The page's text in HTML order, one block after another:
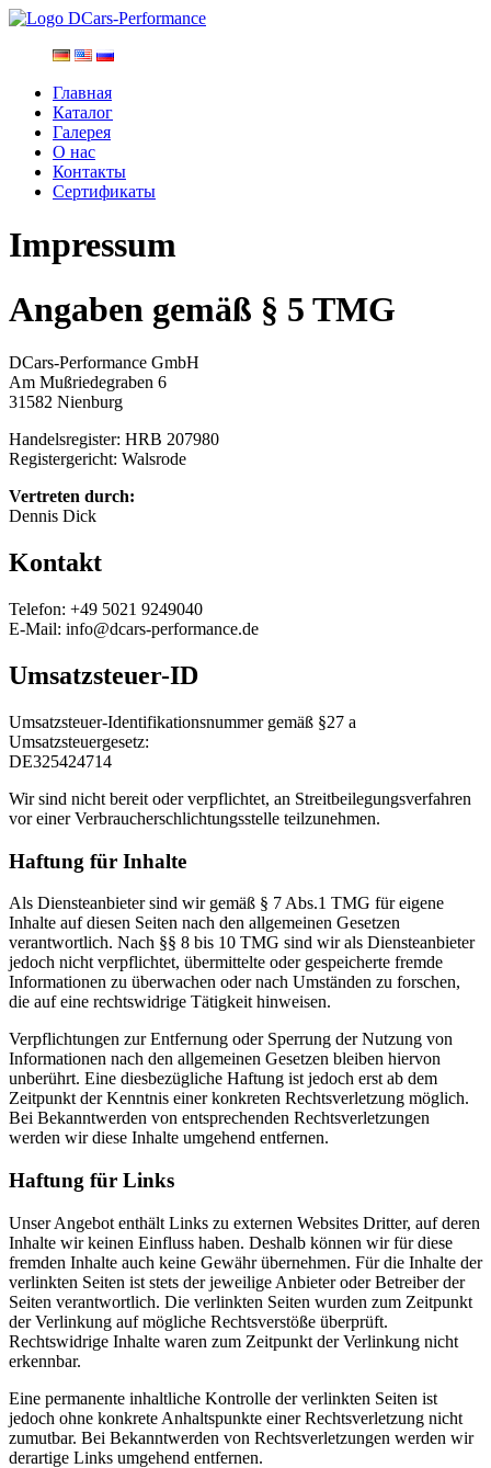
Главная
Каталог
Галерея
О нас
Контакты
Сертификаты
Impressum
Angaben gemäß § 5 TMG
DCars-Performance GmbH
Am Mußriedegraben 6
31582 Nienburg
Handelsregister: HRB 207980
Registergericht: Walsrode
Vertreten durch:
Dennis Dick
Kontakt
Telefon: +49 5021 9249040
E-Mail: info@dcars-performance.de
Umsatzsteuer-ID
Umsatzsteuer-Identifikationsnummer gemäß §27 a
Umsatzsteuergesetz:
DE325424714
Wir sind nicht bereit oder verpflichtet, an Streitbeilegungsverfahren
vor einer Verbraucherschlichtungsstelle teilzunehmen.
Haftung für Inhalte
Als Diensteanbieter sind wir gemäß § 7 Abs.1 TMG für eigene
Inhalte auf diesen Seiten nach den allgemeinen Gesetzen
verantwortlich. Nach §§ 8 bis 10 TMG sind wir als Diensteanbieter
jedoch nicht verpflichtet, übermittelte oder gespeicherte fremde
Informationen zu überwachen oder nach Umständen zu forschen,
die auf eine rechtswidrige Tätigkeit hinweisen.
Verpflichtungen zur Entfernung oder Sperrung der Nutzung von
Informationen nach den allgemeinen Gesetzen bleiben hiervon
unberührt. Eine diesbezügliche Haftung ist jedoch erst ab dem
Zeitpunkt der Kenntnis einer konkreten Rechtsverletzung möglich.
Bei Bekanntwerden von entsprechenden Rechtsverletzungen
werden wir diese Inhalte umgehend entfernen.
Haftung für Links
Unser Angebot enthält Links zu externen Websites Dritter, auf deren
Inhalte wir keinen Einfluss haben. Deshalb können wir für diese
fremden Inhalte auch keine Gewähr übernehmen. Für die Inhalte der
verlinkten Seiten ist stets der jeweilige Anbieter oder Betreiber der
Seiten verantwortlich. Die verlinkten Seiten wurden zum Zeitpunkt
der Verlinkung auf mögliche Rechtsverstöße überprüft.
Rechtswidrige Inhalte waren zum Zeitpunkt der Verlinkung nicht
erkennbar.
Eine permanente inhaltliche Kontrolle der verlinkten Seiten ist
jedoch ohne konkrete Anhaltspunkte einer Rechtsverletzung nicht
zumutbar. Bei Bekanntwerden von Rechtsverletzungen werden wir
derartige Links umgehend entfernen.